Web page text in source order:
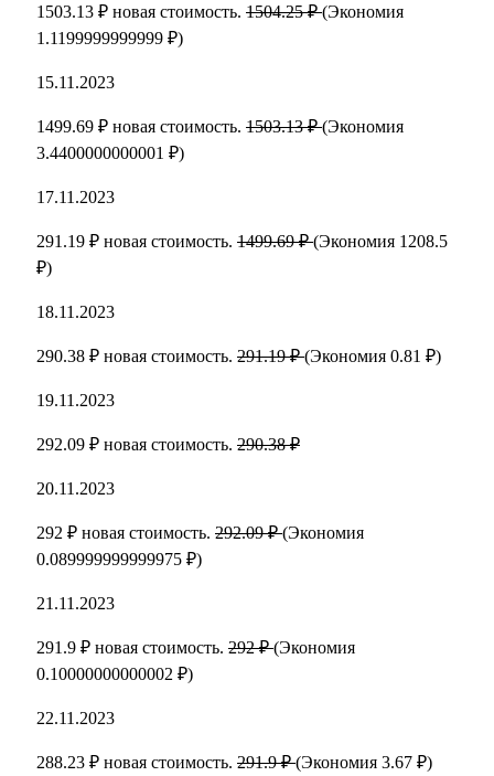
1503.13 ₽ новая стоимость. 1504.25 ₽(Экономия
1.1199999999999 ₽)
15.11.2023
1499.69 ₽ новая стоимость. 1503.13 ₽(Экономия
3.4400000000001 ₽)
17.11.2023
291.19 ₽ новая стоимость. 1499.69 ₽(Экономия 1208.5
₽)
18.11.2023
290.38 ₽ новая стоимость. 291.19 ₽(Экономия 0.81 ₽)
19.11.2023
292.09 ₽ новая стоимость. 290.38 ₽
20.11.2023
292 ₽ новая стоимость. 292.09 ₽(Экономия
0.089999999999975 ₽)
21.11.2023
291.9 ₽ новая стоимость. 292 ₽(Экономия
0.10000000000002 ₽)
22.11.2023
288.23 ₽ новая стоимость. 291.9 ₽(Экономия 3.67 ₽)